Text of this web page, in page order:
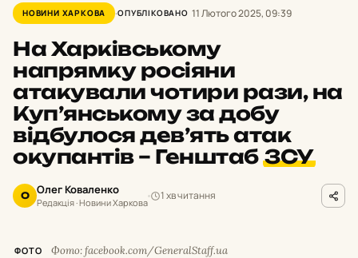
до
контенту
НОВИНИ ХАРКОВА ОПУБЛІКОВАНО 11 Лютого 2025, 09:39
На Харківському
напрямку росіяни
атакували чотири рази, на
Куп’янському за добу
відбулося дев’ять атак
окупантів – ГенштабЗСУ
О Олег Коваленко
Редакція · Новини Харкова
1 хв читання
ФОТО Фото: facebook.com/GeneralStaff.ua